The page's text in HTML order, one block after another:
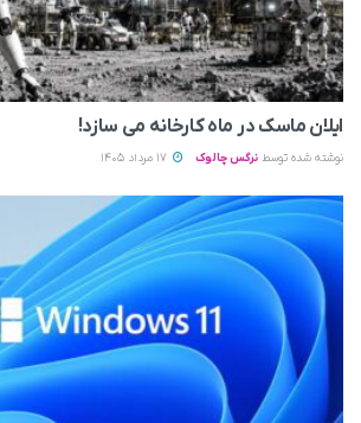
ایلان ماسک در ماه کارخانه می سازد!
نوشته شده توسط نرگس چالوک